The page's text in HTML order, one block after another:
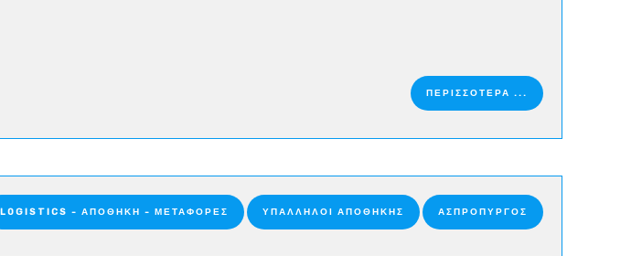
ΠΕΡΙΣΣΟΤΕΡΑ ...
LOGISTICS - ΑΠΟΘΉΚΗ - ΜΕΤΑΦΟΡΈΣ ΥΠΆΛΛΗΛΟΙ ΑΠΟΘΉΚΗΣ ΑΣΠΡΟΠΥΡΓΟΣ